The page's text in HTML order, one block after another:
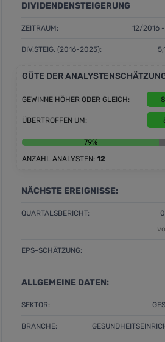
DIVIDENDENSTEIGERUNG
ZEITRAUM: 12/2016
DIV.STEIG. (2016-2025):
GÜTE DER
GEWINNE HÖHER ODER GLEICH:
ÜBERTROFFEN UM:
79%
ANZAHL ANALYSTEN: 12
NÄCHSTE EREIGNISSE:
QUARTALSBERICHT:
EPS-SCHÄTZUNG:
ALLGEMEINE DATEN:
SEKTOR:
BRANCHE: